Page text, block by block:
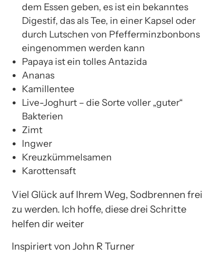
dem Essen geben, es ist ein bekanntes
Digestif, das als Tee, in einer Kapsel oder
durch Lutschen von Pfefferminzbonbons
eingenommen werden kann
Papaya ist ein tolles Antazida
Ananas
Kamillentee
Live-Joghurt – die Sorte voller „guter“
Bakterien
Zimt
Ingwer
Kreuzkümmelsamen
Karottensaft
Viel Glück auf Ihrem Weg, Sodbrennen frei
zu werden. Ich hoffe, diese drei Schritte
helfen dir weiter
Inspiriert von John R Turner